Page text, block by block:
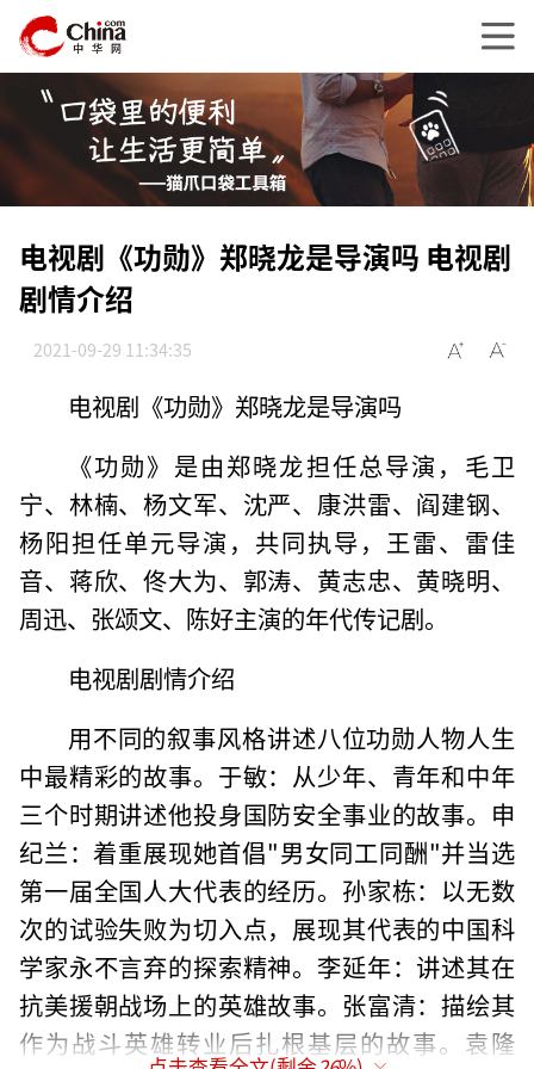
电视剧《功勋》郑晓龙是导演吗 电视剧
剧情介绍
2021-09-29 11:34:35
电视剧《功勋》郑晓龙是导演吗
《功勋》是由郑晓龙担任总导演，毛卫
宁、林楠、杨文军、沈严、康洪雷、阎建钢、
杨阳担任单元导演，共同执导，王雷、雷佳
音、蒋欣、佟大为、郭涛、黄志忠、黄晓明、
周迅、张颂文、陈好主演的年代传记剧。
电视剧剧情介绍
用不同的叙事风格讲述八位功勋人物人生
中最精彩的故事。于敏：从少年、青年和中年
三个时期讲述他投身国防安全事业的故事。申
纪兰：着重展现她首倡"男女同工同酬"并当选
第一届全国人大代表的经历。孙家栋：以无数
次的试验失败为切入点，展现其代表的中国科
学家永不言弃的探索精神。李延年：讲述其在
抗美援朝战场上的英雄故事。张富清：描绘其
作为战斗英雄转业后扎根基层的故事。袁隆